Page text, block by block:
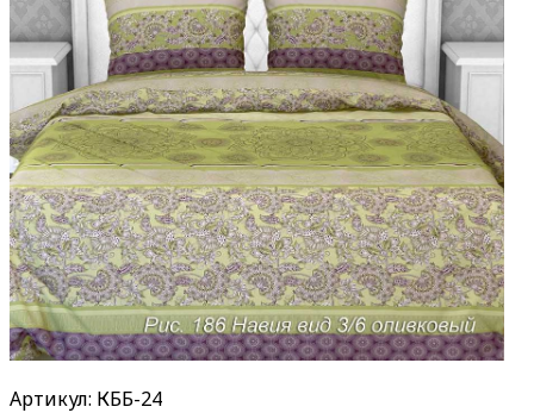
Артикул: КББ-24